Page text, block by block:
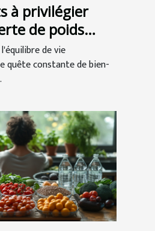
à privilégier
de poids
de vie
quête constante de bien-